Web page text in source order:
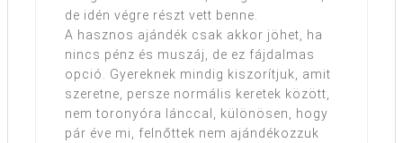
de idén végre részt vett benne.
A hasznos ajándék csak akkor jöhet, ha
nincs pénz és muszáj, de ez fájdalmas
opció. Gyereknek mindig kiszorítjuk, amit
szeretne, persze normális keretek között,
nem toronyóra lánccal, különösen, hogy
pár éve mi, felnőttek nem ajándékozzuk